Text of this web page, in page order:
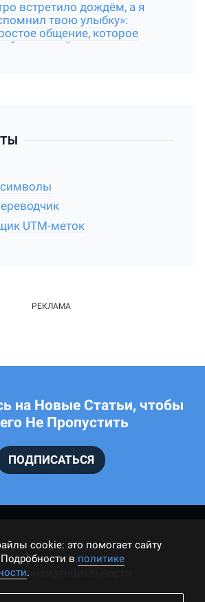
встретило дождём, а я
твою улыбку»:
общение, которое
чуткой души
символы
UTM-меток
на Новые Статьи, чтобы
Не Пропустить
ПОДПИСАТЬСЯ
КОНФИДЕНЦИАЛЬНОСТИ
cookie: это помогает сайту
в политике
.